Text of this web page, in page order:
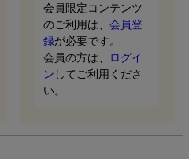
会員限定コンテンツ
のご利用は、 会員登
録が必要です。
会員の方は、
ログイ
ン してご利用くださ
い。